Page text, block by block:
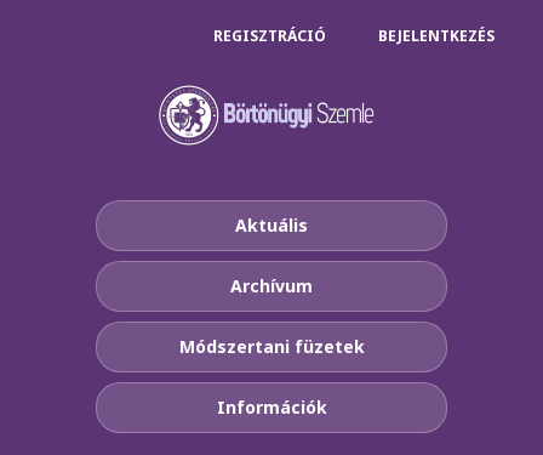
Aktuális
Archívum
Módszertani füzetek
Információk
REGISZTRÁCIÓ BEJELENTKEZÉS